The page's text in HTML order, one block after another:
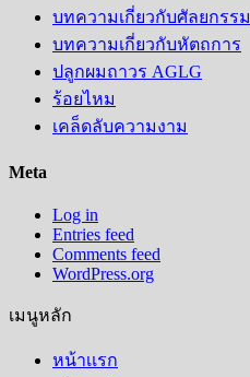
บทความเกี่ยวกับศัลยกรรม
บทความเกี่ยวกับหัตถการ
ปลูกผมถาวร AGLG
ร้อยไหม
เคล็ดลับความงาม
Meta
Log in
Entries feed
Comments feed
WordPress.org
เมนูหลัก
หน้าเเรก